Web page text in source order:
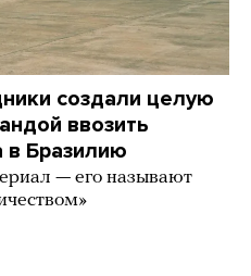
создали целую
ввозить
Бразилию
— его называют